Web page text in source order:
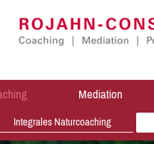
Mediation
Integrales Naturcoaching